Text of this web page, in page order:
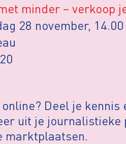
minder – verkoop
28 november,
20
Deel je
uit je journalistieke
marktplaatsen.